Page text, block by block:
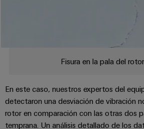
generación
probada
Fabricantes
servicio
easyConnect
Software
para
Carcasas
componentes
electrónicos
Protección
de
formación
y
seminarios
partner
para
soluciones
Fisura en la pala del rotor
En este caso, nuestros expertos del
detectaron una desviación de vibración
rotor en comparación con las otras dos
temprana. Un análisis detallado de los